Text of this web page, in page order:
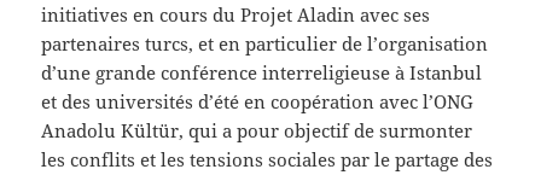
initiatives en cours du Projet Aladin avec ses
partenaires turcs, et en particulier de l’organisation
d’une grande conférence interreligieuse à Istanbul
et des universités d’été en coopération avec l’ONG
Anadolu Kültür, qui a pour objectif de surmonter
les conflits et les tensions sociales par le partage des